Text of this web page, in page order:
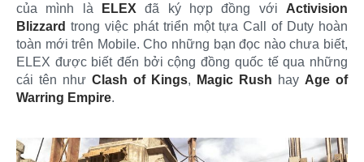
của mình là
ELEX đã ký hợp đồng với Activision
Blizzard trong việc phát triển một tựa Call of Duty hoàn
toàn mới trên Mobile. Cho những bạn đọc nào chưa biết,
ELEX được biết đến bởi cộng đồng quốc tế qua những
cái tên như Clash of Kings, Magic Rush hay Age of
Warring Empire.